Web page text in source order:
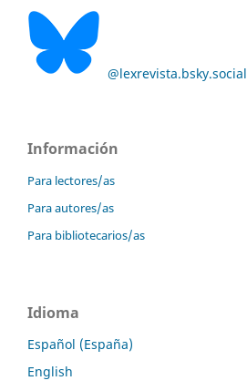
@lexrevista.bsky.social
Información
Para lectores/as
Para autores/as
Para bibliotecarios/as
Idioma
Español (España)
English